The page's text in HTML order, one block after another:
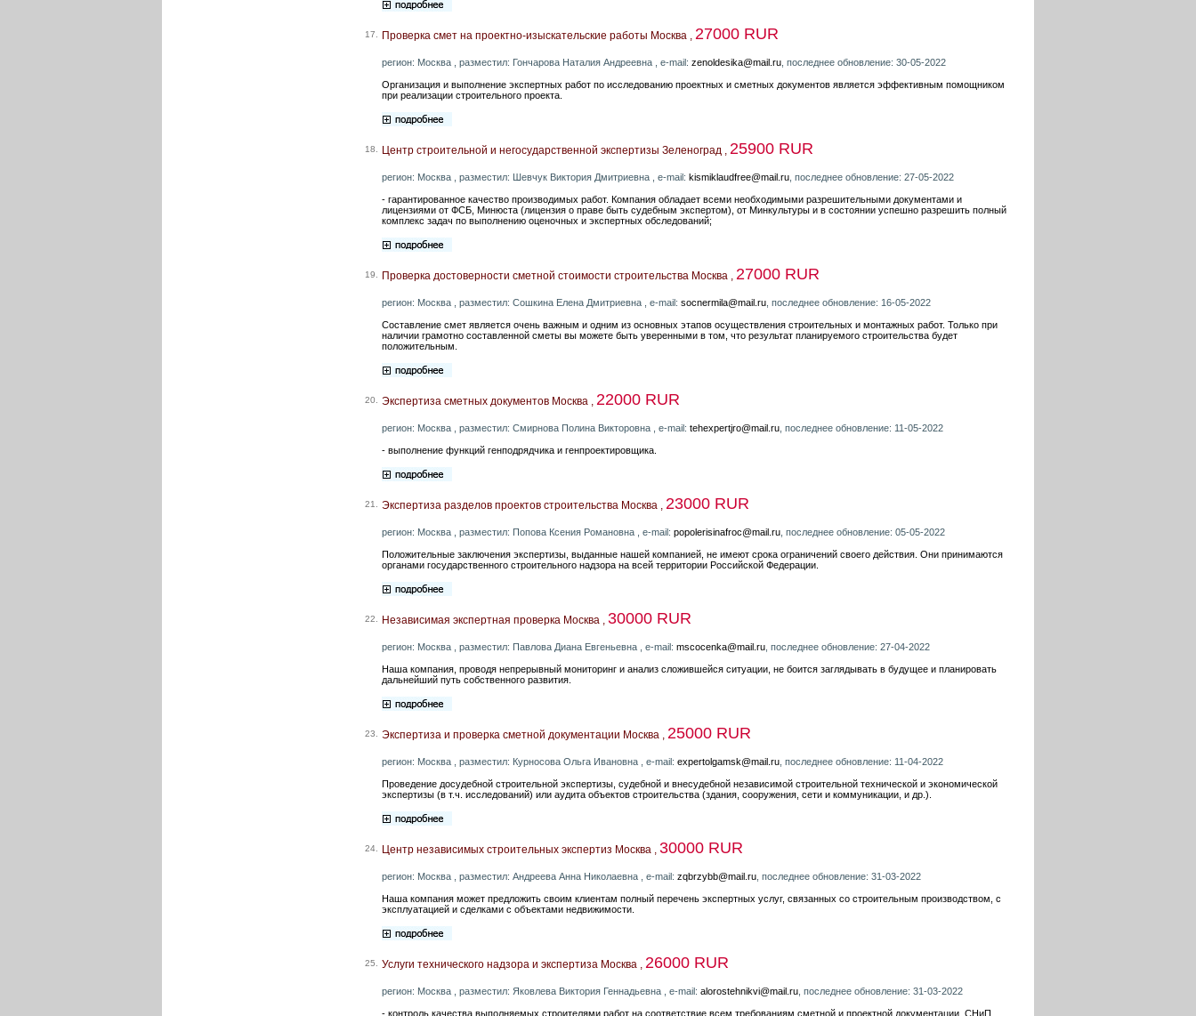
17. Проверка смет на проектно-изыскательские работы Москва , 27000 RUR
регион: Москва , разместил: Гончарова Наталия Андреевна , e-mail: zenoldesika@mail.ru , последнее обновление: 30-05-2022
Организация и выполнение экспертных работ по исследованию проектных и сметных документов является эффективным помощником
при реализации строительного проекта.
18. Центр строительной и негосударственной экспертизы Зеленоград , 25900 RUR
регион: Москва , разместил: Шевчук Виктория Дмитриевна , e-mail: kismiklaudfree@mail.ru , последнее обновление: 27-05-2022
- гарантированное качество производимых работ. Компания обладает всеми необходимыми разрешительными документами и
лицензиями от ФСБ, Минюста (лицензия о праве быть судебным экспертом), от Минкультуры и в состоянии успешно разрешить полный
комплекс задач по выполнению оценочных и экспертных обследований;
19. Проверка достоверности сметной стоимости строительства Москва , 27000 RUR
регион: Москва , разместил: Сошкина Елена Дмитриевна , e-mail: socnermila@mail.ru , последнее обновление: 16-05-2022
Составление смет является очень важным и одним из основных этапов осуществления строительных и монтажных работ. Только при
наличии грамотно составленной сметы вы можете быть уверенными в том, что результат планируемого строительства будет
положительным.
20. Экспертиза сметных документов Москва , 22000 RUR
регион: Москва , разместил: Смирнова Полина Викторовна , e-mail: tehexpertjro@mail.ru , последнее обновление: 11-05-2022
- выполнение функций генподрядчика и генпроектировщика.
21. Экспертиза разделов проектов строительства Москва , 23000 RUR
регион: Москва , разместил: Попова Ксения Романовна , e-mail: popolerisinafroc@mail.ru , последнее обновление: 05-05-2022
Положительные заключения экспертизы, выданные нашей компанией, не имеют срока ограничений своего действия. Они принимаются
органами государственного строительного надзора на всей территории Российской Федерации.
22. Независимая экспертная проверка Москва , 30000 RUR
регион: Москва , разместил: Павлова Диана Евгеньевна , e-mail: mscocenka@mail.ru , последнее обновление: 27-04-2022
Наша компания, проводя непрерывный мониторинг и анализ сложившейся ситуации, не боится заглядывать в будущее и планировать
дальнейший путь собственного развития.
23. Экспертиза и проверка сметной документации Москва , 25000 RUR
регион: Москва , разместил: Курносова Ольга Ивановна , e-mail: expertolgamsk@mail.ru , последнее обновление: 11-04-2022
Проведение досудебной строительной экспертизы, судебной и внесудебной независимой строительной технической и экономической
экспертизы (в т.ч. исследований) или аудита объектов строительства (здания, сооружения, сети и коммуникации, и др.).
24. Центр независимых строительных экспертиз Москва , 30000 RUR
регион: Москва , разместил: Андреева Анна Николаевна , e-mail: zqbrzybb@mail.ru , последнее обновление: 31-03-2022
Наша компания может предложить своим клиентам полный перечень экспертных услуг, связанных со строительным производством, с
эксплуатацией и сделками с объектами недвижимости.
25. Услуги технического надзора и экспертиза Москва , 26000 RUR
регион: Москва , разместил: Яковлева Виктория Геннадьевна , e-mail: alorostehnikvi@mail.ru , последнее обновление: 31-03-2022
- контроль качества выполняемых строителями работ на соответствие всем требованиям сметной и проектной документации, СНиП,